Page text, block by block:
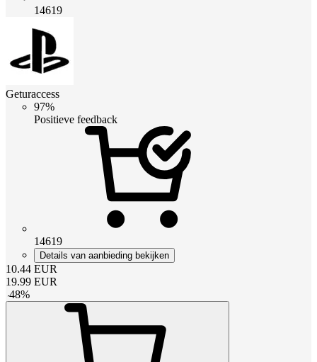
14619
Geturaccess
97%
Positieve feedback
14619
Details van aanbieding bekijken
10.44 EUR
19.99 EUR
-48%